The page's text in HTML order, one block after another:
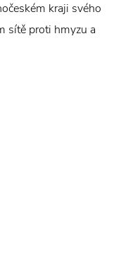
kraji svého
sítě proti hmyzu a